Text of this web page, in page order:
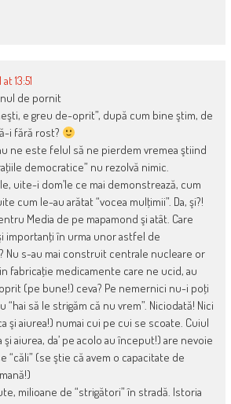
13:51
de pornit
e greu de-oprit”, după cum bine ştim, de
i fără rost?
ne este felul să ne pierdem vremea ştiind
democratice” nu rezolvă nimic.
uite-i dom’le ce mai demonstrează, cum
cum le-au arătat “vocea mulţimii”. Da, şi?!
Media de pe mapamond şi atât. Care
importanţi în urma unor astfel de
Nu s-au mai construit centrale nucleare or
fabricaţie medicamente care ne ucid, au
(pe bune!) ceva? Pe nemernici nu-i poţi
“hai să le strigăm că nu vrem”. Niciodată! Nici
şi aiurea!) numai cui pe cui se scoate. Cuiul
şi aiurea, da’ pe acolo au început!) are nevoie
“căli” (se ştie că avem o capacitate de
milioane de “strigători” în stradă. Istoria